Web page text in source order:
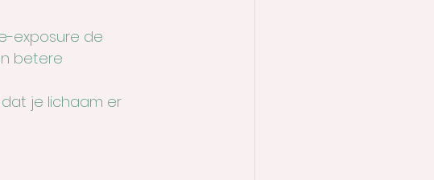
exposure de
betere
je lichaam er